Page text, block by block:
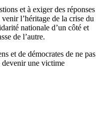
et à exiger des réponses
l’héritage de la crise du
nationale d’un côté et
de l’autre.
et de démocrates de ne pas
une victime